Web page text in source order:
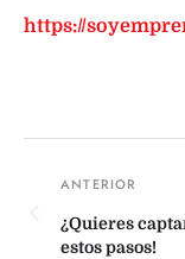
https://
¿Quieres
estos pasos!